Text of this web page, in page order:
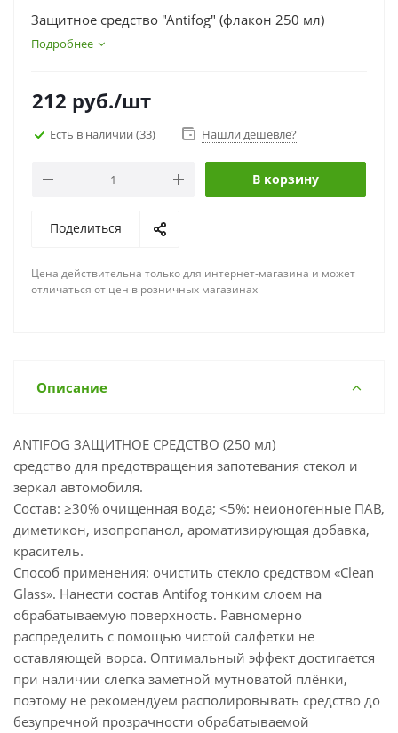
Защитное средство "Antifog" (флакон 250 мл)
Подробнее
212 руб./шт
Есть в наличии (33) Нашли дешевле?
В корзину
Поделиться
Цена действительна только для интернет-магазина и может
отличаться от цен в розничных магазинах
Описание
ANTIFOG ЗАЩИТНОЕ СРЕДСТВО (250 мл)
средство для предотвращения запотевания стекол и
зеркал автомобиля.
Состав: ≥30% очищенная вода; <5%: неионогенные ПАВ,
диметикон, изопропанол, ароматизирующая добавка,
краситель.
Способ применения: очистить стекло средством «Clean
Glass». Нанести состав Antifog тонким слоем на
обрабатываемую поверхность. Равномерно
распределить с помощью чистой салфетки не
оставляющей ворса. Оптимальный эффект достигается
при наличии слегка заметной мутноватой плёнки,
поэтому не рекомендуем располировывать средство до
безупречной прозрачности обрабатываемой